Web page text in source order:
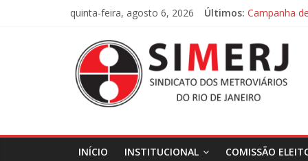
quinta-feira, agosto 6, 2026 Últimos: Campanha
SIMERJ
–
Sindicato
INÍCIO INSTITUCIONAL COMISSÃO